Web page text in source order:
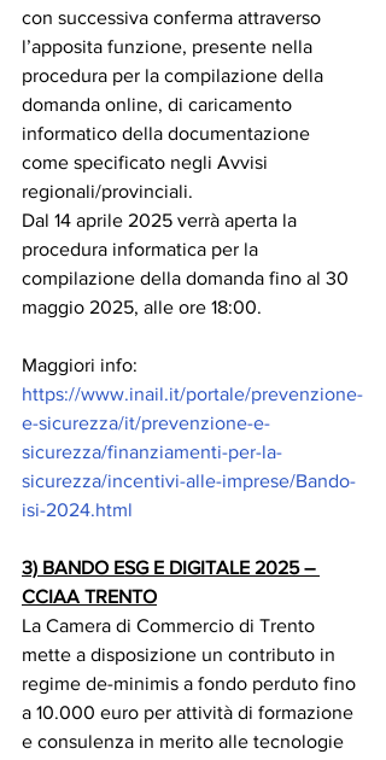
con successiva conferma attraverso
l’apposita funzione, presente nella
procedura per la compilazione della
domanda online, di caricamento
informatico della documentazione
come specificato negli Avvisi
regionali/provinciali.
Dal 14 aprile 2025 verrà aperta la
procedura informatica per la
compilazione della domanda fino al 30
maggio 2025, alle ore 18:00.
Maggiori info:
https://www.inail.it/portale/prevenzione-
e-sicurezza/it/prevenzione-e-
sicurezza/finanziamenti-per-la-
sicurezza/incentivi-alle-imprese/Bando-
isi-2024.html
3) BANDO ESG E DIGITALE 2025 –
CCIAA TRENTO
La Camera di Commercio di Trento
mette a disposizione un contributo in
regime de-minimis a fondo perduto fino
a 10.000 euro per attività di formazione
e consulenza in merito alle tecnologie